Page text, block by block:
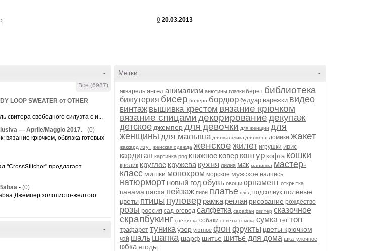
0 20.03.2013
-
Все (6987)
LOOP SWEATER от OTHER
свитера свободного силуэта с и...
— Aprile/Maggio 2017. - (0)
вязание крючком, обвязка готовых
"CrossStitcher" предлагает
- (0)
Джемпер золотисто-желтого
-
-
Метки
акварель ангел анимализм анютины глазки берет библиотека
бижутерия бисер болеро бордюр будуар варежки видео
винтаж вышивка крестом вязание крючком
вязание спицамидекорированиедекупаж
детское джемпердля девочки для женщин для
женщины для малыша для мальчика для меня домики жакет
жаккард жгут женская одежда женское жилет игрушки ирис
кардиган картинка png книжное ковер контур кофта кошки
кролик круглое кружева кухня лилия мак манишка мастер-
класс мишки монохром морское мужское надпись
натюрморт новый год обувь овощи орнамент открытка
панама пасха пейзаж пион платье плед подсолнух полевые
цветы птицы пуловер рамка реглан рисование рождество
розы россия сад-огород салфетка сарафан свитер сказочное
скрапбукинг снежинка собаки советы ссылка сумка тег топ
трафарет туникаузор уютное фон фрукты цветы крючком
чай шаль шапка шарф шитье шитье для дома шкатулочное
юбка ягоды